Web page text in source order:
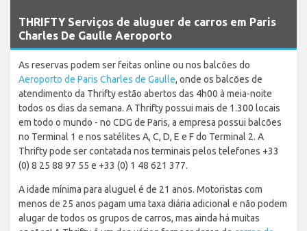
THRIFTY Serviços de aluguer de carros em Paris
Charles De Gaulle Aeroporto
As reservas podem ser feitas online ou nos balcões do
Aeroporto de Paris Charles de Gaulle, onde os balcões de
atendimento da Thrifty estão abertos das 4h00 à meia-noite
todos os dias da semana. A Thrifty possui mais de 1.300 locais
em todo o mundo - no CDG de Paris, a empresa possui balcões
no Terminal 1 e nos satélites A, C, D, E e F do Terminal 2. A
Thrifty pode ser contatada nos terminais pelos telefones +33
(0) 8 25 88 97 55 e +33 (0) 1 48 621 377.
A idade mínima para aluguel é de 21 anos. Motoristas com
menos de 25 anos pagam uma taxa diária adicional e não podem
alugar de todos os grupos de carros, mas ainda há muitas